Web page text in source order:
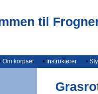
til
Om korpset • Instruktører •